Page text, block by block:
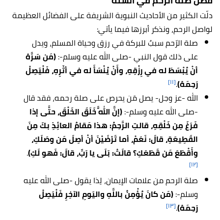
دلّت الكثير من الأحاديث النبوية الشريفة على الفضائل العظيمة
لواصل الرحم، ونذكر أبرزها فيما يأتي:
صلة الرّحم سببٌ للبركة في رزق وحياة المسلم، ويدل
على ذلك قول النبي -صلى الله عليه وسلم-:(مَن سَرَّهُ
أنْ يُبْسَطَ له في رِزْقِهِ، وأَنْ يُنْسَأَ له في أثَرِهِ، فَلْيَصِلْ
رَحِمَهُ).[١١]
الله -عز وجل- يصل مَن يحرص على صلة رحمه، فقد قال
-صلى الله عليه وسلم-:(إنَّ اللَّهَ خَلَقَ الخَلْقَ، حتَّى إذا
فَرَغَ مِن خَلْقِهِ، قالتِ الرَّحِمُ: هذا مَقامُ العائِذِ بكَ مِنَ
القَطِيعَةِ، قالَ: نَعَمْ، أما تَرْضَيْنَ أنْ أصِلَ مَن وصَلَكِ،
وأَقْطَعَ مَن قَطَعَكِ؟ قالَتْ: بَلَى يا رَبِّ، قالَ: فَهو لَكِ).
[١٢]
صلة الرحم من علامات الإيمان، لِذا يقول -صلى الله عليه
وسلم-:(مَن كانَ يُؤْمِنُ باللَّهِ واليَومِ الآخِرِ فَلْيَصِلْ
رَحِمَهُ).[١٣]